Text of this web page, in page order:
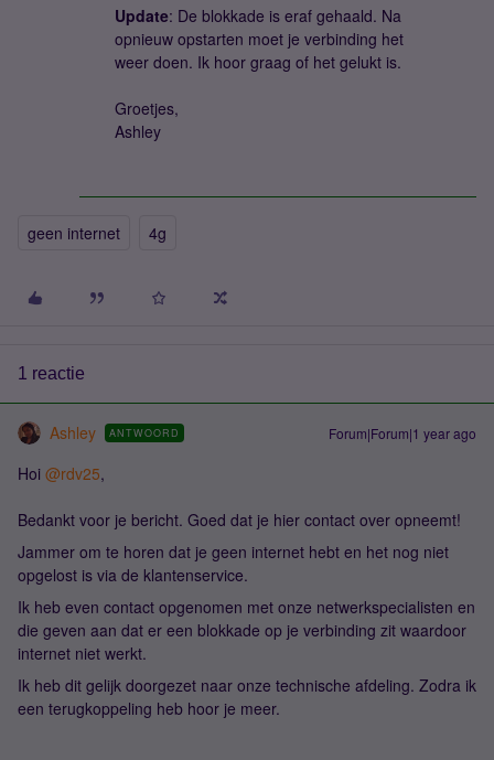
Update: De blokkade is eraf gehaald. Na
opnieuw opstarten moet je verbinding het
weer doen. Ik hoor graag of het gelukt is.
Groetjes,
Ashley
geen internet 4g
1 reactie
Ashley ANTWOORD Forum|Forum|1 year ago
Hoi @rdv25,
Bedankt voor je bericht. Goed dat je hier contact over opneemt!
Jammer om te horen dat je geen internet hebt en het nog niet
opgelost is via de klantenservice.
Ik heb even contact opgenomen met onze netwerkspecialisten en
die geven aan dat er een blokkade op je verbinding zit waardoor
internet niet werkt.
Ik heb dit gelijk doorgezet naar onze technische afdeling. Zodra ik
een terugkoppeling heb hoor je meer.